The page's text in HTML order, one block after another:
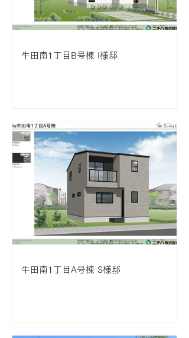
牛田南1丁目B号棟 I様邸
牛田南1丁目A号棟 S様邸